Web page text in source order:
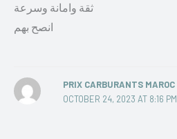
ثقة وامانة وسرعة
انصح بهم
PRIX CARBURANTS MAROC
OCTOBER 24, 2023 AT 8:16 PM